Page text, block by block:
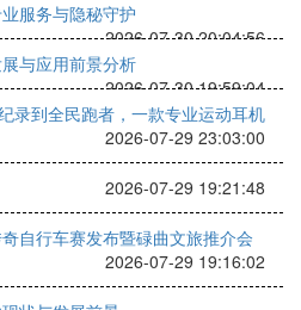
服务与隐秘守护
2026-07-30 20:04:56
与应用前景分析
2026-07-30 19:59:04
录到全民跑者，一款专业运动耳机
2026-07-29 23:03:00
2026-07-29 19:21:48
自行车赛发布暨碌曲文旅推介会
2026-07-29 19:16:02